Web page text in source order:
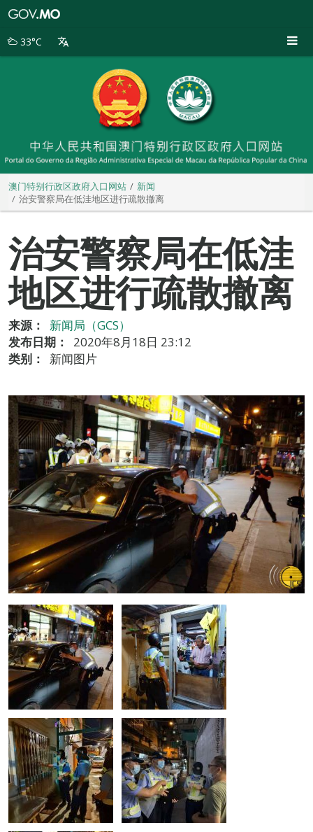
别
33°C
澳门特别行政区政府入口网站
新闻
治安警察局在低洼地区进行疏散撤离
治安警察局在低洼
地区进行疏散撤离
来源：
新闻局（GCS）
发布日期：
2020年8月18日 23:12
类别：
新闻图片